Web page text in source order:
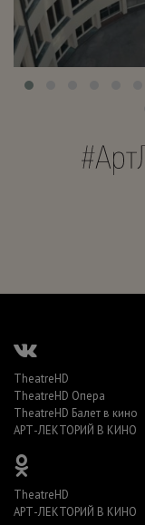
TheatreHD
TheatreHD Опера
TheatreHD Балет в кино
АРТ-ЛЕКТОРИЙ В КИНО
TheatreHD
АРТ-ЛЕКТОРИЙ В КИНО